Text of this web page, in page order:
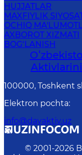
HUJJATLAR
MAXFIYLIK
OCHIQ
AXBOROT XIZMATI
BOG‘LANISH
100000, Toshkent
Elektron pochta:
info@davaktiv.uz
© 2001-2026